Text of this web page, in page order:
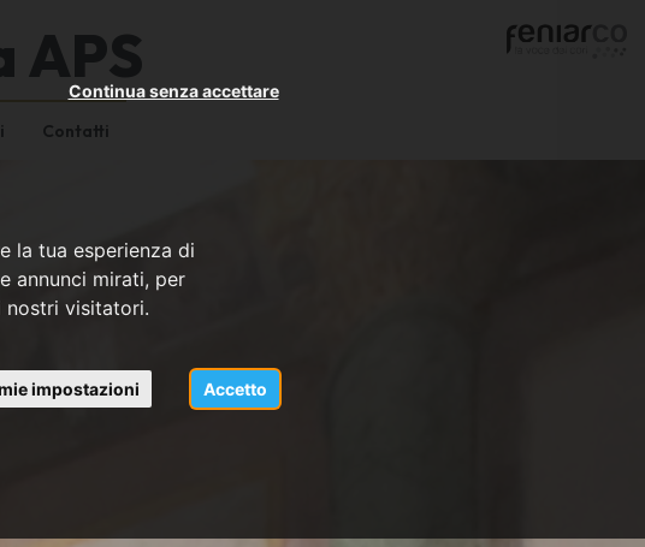
la tua esperienza di
annunci mirati, per
nostri visitatori.
Accetto
Continua senza accettare
impostazioni
APS
Contatti